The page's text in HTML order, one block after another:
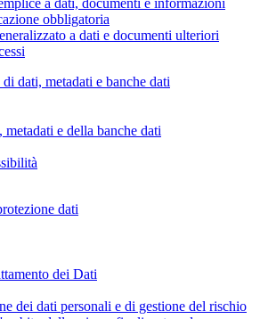
obbligatoria
a dati e documenti ulteriori
dati, metadati e banche dati
e della banche dati
dati
dei Dati
dei dati personali e di gestione del rischio